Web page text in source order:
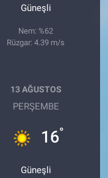
Güneşli
Nem: %62
Rüzgar: 4.39 m/s
13 AĞUSTOS
PERŞEMBE
16°
Güneşli